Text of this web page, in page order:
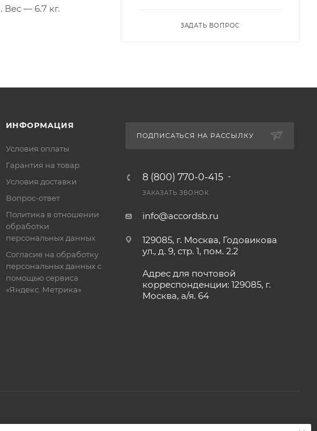
— 6.7 кг.
ЗАДАТЬ ВОПРОС
ИНФОРМАЦИЯ
Условия оплаты
Гарантия на товар
Условия доставки
Вопрос-ответ
Политика в отношении
обработки
персональных данных
Согласие на обработку
персональных данных с
помощью сервиса
«Яндекс. Метрика»
ПОДПИСАТЬСЯ НА РАССЫЛКУ
8 (800) 770-0-415
ЗАКАЗАТЬ ЗВОНОК
info@accordsb.ru
129085, г. Москва, Годовикова
ул., д. 9, стр. 1, пом. 2.2
Адрес для почтовой
корреспонденции: 129085, г.
Москва, а/я. 64